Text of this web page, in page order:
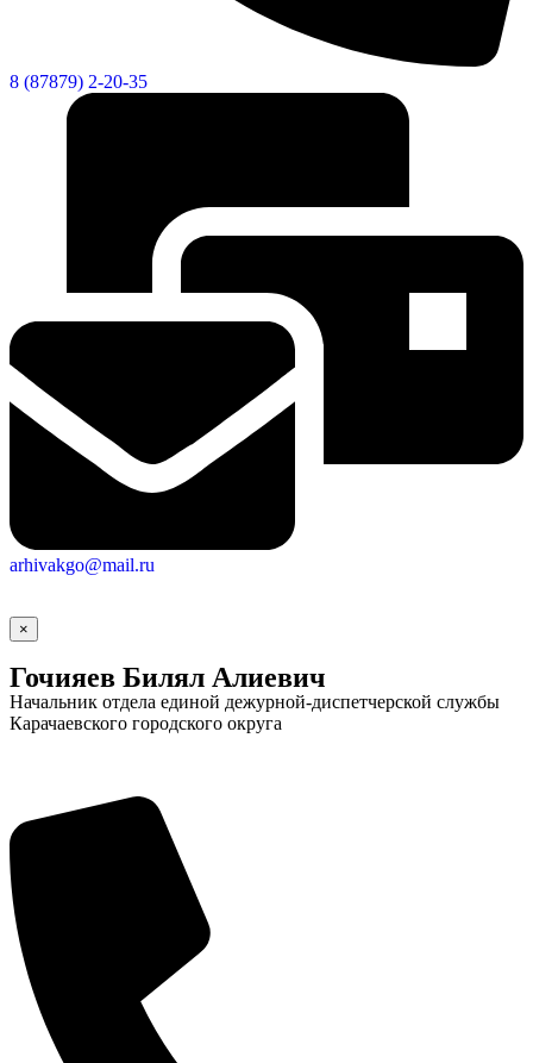
8 (87879) 2-20-35
arhivakgo@mail.ru
×
Гочияев Билял Алиевич
Начальник отдела единой дежурной-диспетчерской службы
Карачаевского городского округа